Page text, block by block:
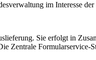
im Interesse
Sie erfolgt in
Zentrale Formularservice-